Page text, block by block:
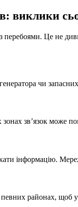
виклики
з перебоями. Це не
чи
зв’язок може
інформацію.
районах,